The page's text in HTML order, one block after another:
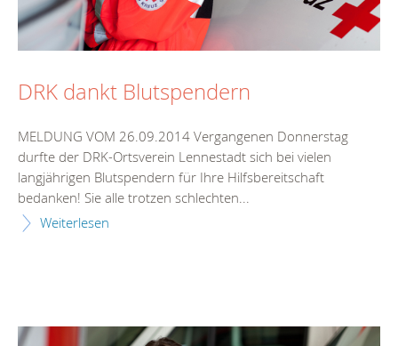
DRK dankt Blutspendern
MELDUNG VOM 26.09.2014 Vergangenen Donnerstag
durfte der DRK-Ortsverein Lennestadt sich bei vielen
langjährigen Blutspendern für Ihre Hilfsbereitschaft
bedanken! Sie alle trotzen schlechten...
Weiterlesen